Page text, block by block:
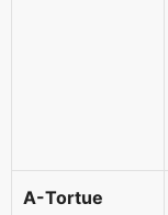
A-Tortue